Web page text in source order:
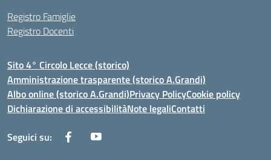
Registro Famiglie
Registro Docenti
Sito 4° Circolo Lecce (storico)
Amministrazione trasparente (storico A.Grandi)
Albo online (storico A.Grandi)Privacy PolicyCookie policy
Dichiarazione di accessibilitàNote legaliContatti
Seguici su: